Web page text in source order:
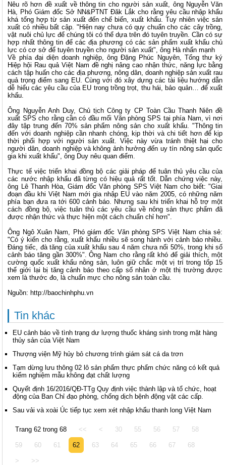
Nêu rõ hơn đề xuất về thông tin cho người sản xuất, ông Nguyễn Văn
Hà, Phó Giám đốc Sở NN&PTNT Đăk Lắk cho rằng yêu cầu nhập khẩu
khá tổng hợp từ sản xuất đến chế biến, xuất khẩu. Tuy nhiên việc sản
xuất có nhiều bất cập. "Hiện nay chưa có quy chuẩn cho các cây trồng,
vật nuôi chủ lực để chúng tôi có thể dựa trên đó tuyên truyền. Cần có sự
hợp nhất thông tin để các địa phương có các sản phẩm xuất khẩu chủ
lực có cơ sở để tuyên truyền cho người sản xuất", ông Hà nhấn mạnh
Về phía đại diện doanh nghiệp, ông Đặng Phúc Nguyên, Tổng thư ký
Hiệp hội Rau quả Việt Nam đề nghị nâng cao nhận thức, năng lực bằng
cách tập huấn cho các địa phương, nông dân, doanh nghiệp sản xuất rau
quả trọng điểm sang EU. Cùng với đó xây dựng các tài liệu hướng dẫn
dễ hiểu các yêu cầu của EU trong trồng trọt, thu hái, bảo quản… để xuất
khẩu.
Ông Nguyễn Anh Duy, Chủ tịch Công ty CP Toàn Cầu Thanh Niên đề
xuất SPS cho rằng cần có đầu mối Văn phòng SPS tại phía Nam, vì nơi
đây tập trung đến 70% sản phẩm nông sản cho xuất khẩu. "Thông tin
đến với doanh nghiệp cần nhanh chóng, kịp thời và chi tiết hơn để kịp
thời phối hợp với người sản xuất. Việc này vừa tránh thiệt hại cho
người dân, doanh nghiệp và không ảnh hưởng đến uy tín nông sản quốc
gia khi xuất khẩu", ông Duy nêu quan điểm.
Thực tế việc triển khai đồng bộ các giải pháp để tuân thủ yêu cầu của
các nước nhập khẩu đã từng có hiệu quả rất tốt. Dẫn chứng việc này,
ông Lê Thanh Hòa, Giám đốc Văn phòng SPS Việt Nam cho biết: "Giai
đoạn đầu khi Việt Nam mới gia nhập EU vào năm 2005, có những năm
phía bạn đưa ra tới 600 cảnh báo. Nhưng sau khi triển khai hỗ trợ một
cách đồng bộ, việc tuân thủ các yêu cầu về nông sản thực phẩm đã
được nhận thức và thực hiện một cách chuẩn chỉ hơn".
Ông Ngô Xuân Nam, Phó giám đốc Văn phòng SPS Việt Nam chia sẻ:
"Có ý kiến cho rằng, xuất khẩu nhiều sẽ song hành với cảnh báo nhiều.
Đáng tiếc, đà tăng của xuất khẩu sau 4 năm chưa nổi 50%, trong khi số
cảnh báo tăng gần 300%". Ông Nam cho rằng rất khó để giải thích, một
cường quốc xuất khẩu nông sản, luôn giữ chắc một vị trí trong tốp 15
thế giới lại bị tăng cảnh báo theo cấp số nhân ở một thị trường được
xem là thước đo, là chuẩn mực cho nông sản toàn cầu.
Nguồn: http://baochinhphu.vn
Tin khác
EU cảnh báo về tình trạng dư lượng thuốc kháng sinh trong mặt hàng
thủy sản của Việt Nam
Thượng viện Mỹ hủy bỏ chương trình giám sát cá da trơn
Tạm dừng lưu thông 02 lô sản phẩm thực phẩm chức năng có kết quả
kiểm nghiệm mẫu không đạt chất lượng
Quyết định 16/2016/QĐ-TTg Quy định việc thành lập và tổ chức, hoạt
động của Ban Chỉ đạo phòng, chống dịch bệnh động vật các cấp.
Sau vải và xoài Úc tiếp tục xem xét nhập khẩu thanh long Việt Nam
Trang 62 trong 68 << < 30 55 56 57 58
59 60 61 62 63 64 65 66 67 68
> >>